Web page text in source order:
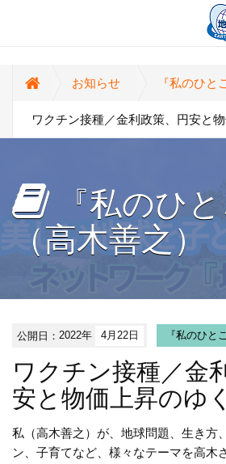
お知らせ 『私のひと
ワクチン接種／金利政策、円安と
『私のひと
（高木善之）
公開日：2022年 4月22日 『私のひと
ワクチン接種／金
安と物価上昇のゆ
私（高木善之）が、地球問題、生き方
ン、子育てなど、様々なテーマを高木